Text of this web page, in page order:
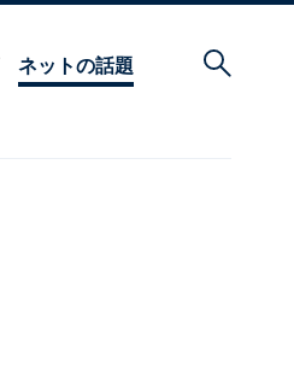
ネットの話題